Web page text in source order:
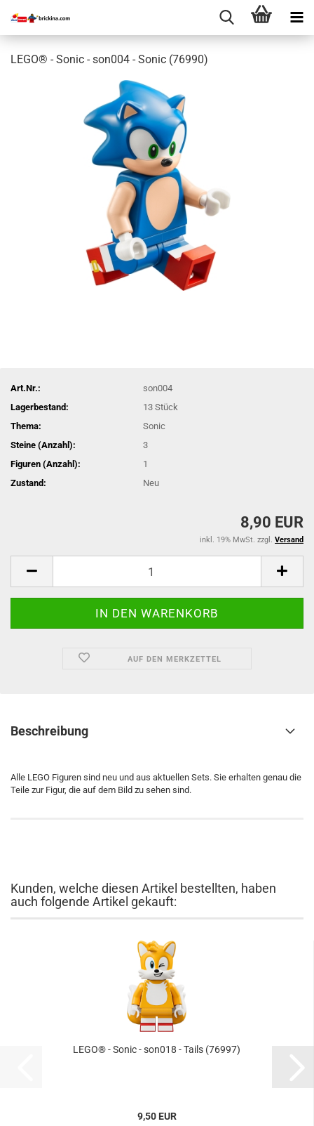
LEGO® - Sonic - son004 - Sonic (76990)
Art.Nr.:
son004
Lagerbestand:
13Stück
Thema:
Sonic
Steine (Anzahl):
3
Figuren (Anzahl):
1
Zustand:
Neu
8,90 EUR
inkl. 19% MwSt. zzgl. Versand
AUF DEN MERKZETTEL
Beschreibung
Alle LEGO Figuren sind neu und aus aktuellen Sets. Sie erhalten genau die
Teile zur Figur, die auf dem Bild zu sehen sind.
Kunden, welche diesen Artikel bestellten, haben
auch folgende Artikel gekauft:
LEGO® - Sonic - son018 - Tails (76997)
9,50 EUR